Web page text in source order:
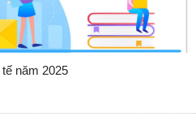
năm 2025